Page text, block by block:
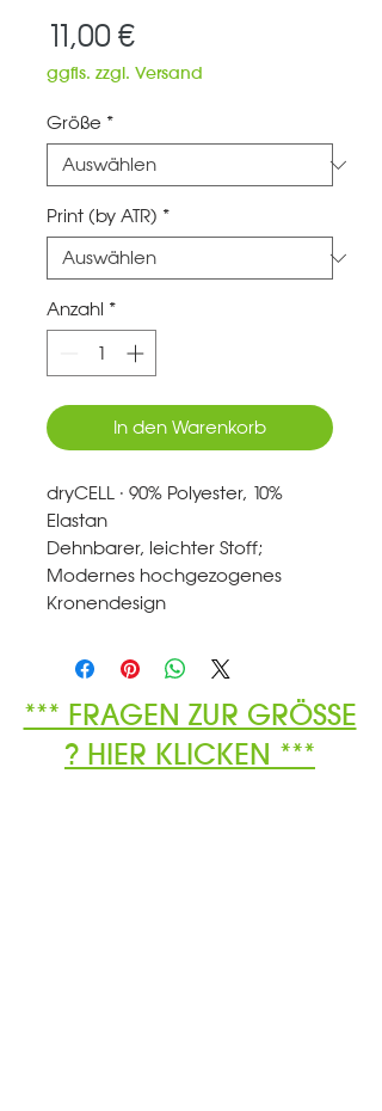
11,00 €Preis
ggfls. zzgl. Versand
Größe *
Print (by ATR) *
Anzahl *
In den Warenkorb
dryCELL · 90% Polyester, 10%
Elastan
Dehnbarer, leichter Stoff;
Modernes hochgezogenes
Kronendesign
*** FRAGEN ZUR GRÖSSE
? HIER KLICKEN ***